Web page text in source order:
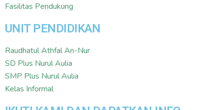
Fasilitas Pendukung
UNIT PENDIDIKAN
Raudhatul Athfal An-Nur
SD Plus Nurul Aulia
SMP Plus Nurul Aulia
Kelas Informal